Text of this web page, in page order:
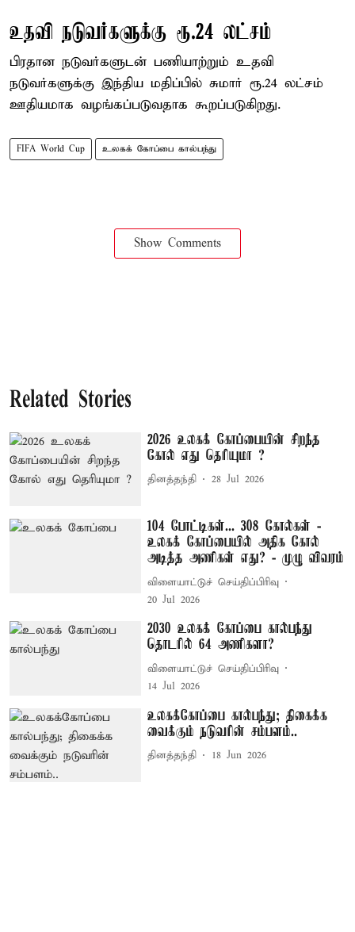
உதவி நடுவர்களுக்கு ரூ.24 லட்சம்
பிரதான நடுவர்களுடன் பணியாற்றும் உதவி
நடுவர்களுக்கு இந்திய மதிப்பில் சுமார் ரூ.24 லட்சம்
ஊதியமாக வழங்கப்படுவதாக கூறப்படுகிறது.
FIFA World Cup உலகக் கோப்பை கால்பந்து
Show Comments
Related Stories
2026 உலகக் கோப்பையின் சிறந்த
கோல் எது தெரியுமா ?
தினத்தந்தி 28 Jul 2026
104 போட்டிகள்... 308 கோல்கள் -
உலகக் கோப்பையில் அதிக கோல்
அடித்த அணிகள் எது? - முழு விவரம்
விளையாட்டுச் செய்திப்பிரிவு
20 Jul 2026
2030 உலகக் கோப்பை கால்பந்து
தொடரில் 64 அணிகளா?
விளையாட்டுச் செய்திப்பிரிவு
14 Jul 2026
உலகக்கோப்பை கால்பந்து; திகைக்க
வைக்கும் நடுவரின் சம்பளம்..
தினத்தந்தி 18 Jun 2026